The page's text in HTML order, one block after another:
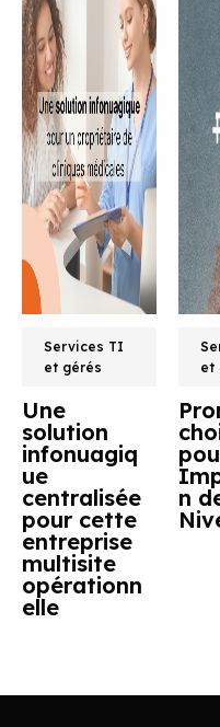
Services TI
et gérés
Une
solution
infonuagiq
ue
centralisée
pour cette
entreprise
multisite
opérationn
elle
et
n